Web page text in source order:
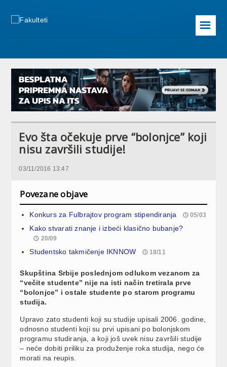
☰
Evo šta očekuje prve “bolonjce” koji
nisu završili studije!
03/11/2016 13:47
Povezane objave
Konkurs za Fulbrajtov program stipendiranja 05/03
Kako stvarati znanje i izbeći klasično bubanje?
20/09
Studentsko takmičenje IKNNOW 18/11
Skupština Srbije poslednjom odlukom vezanom za
“večite studente” nije na isti način tretirala prve
“bolonjce” i ostale studente po starom programu
studija.
Upravo zato studenti koji su studije upisali 2006. godine,
odnosno studenti koji su prvi upisani po bolonjskom
programu studiranja, a koji još uvek nisu završili studije
– neće dobiti priliku za produženje roka studija, nego će
morati na reupis.